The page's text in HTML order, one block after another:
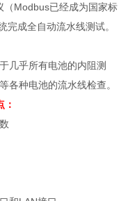
（Modbus已经成为国家标
成全自动流水线测试。
几乎所有电池的内阻测
各种电池的流水线检查。
：